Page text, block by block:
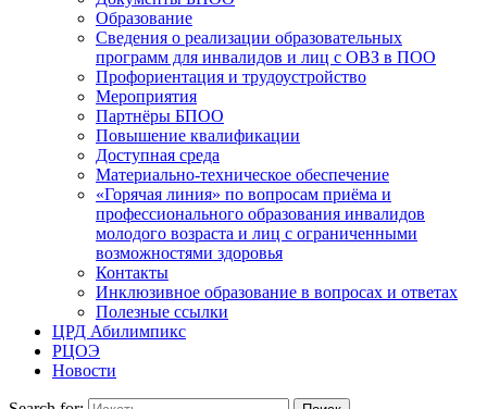
Образование
Сведения о реализации образовательных
программ для инвалидов и лиц с ОВЗ в ПОО
Профориентация и трудоустройство
Мероприятия
Партнёры БПОО
Повышение квалификации
Доступная среда
Материально-техническое обеспечение
«Горячая линия» по вопросам приёма и
профессионального образования инвалидов
молодого возраста и лиц с ограниченными
возможностями здоровья
Контакты
Инклюзивное образование в вопросах и ответах
Полезные ссылки
ЦРД Абилимпикс
РЦОЭ
Новости